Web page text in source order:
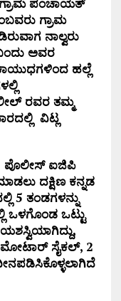
ಪಂಚಾಯತ್
ಗ್ರಾಮ
ನಾಲ್ವರು
ಅವರ
ಹಲ್ಲೆ
ರವರ ತಮ್ಮ
ವಿಟ್ಲ
ಪೊಲೀಸ್ ಐಜಿಪಿ
ಡಲುದಕ್ಷಿಣ ಕನ್ನಡ
5 ತಂಡಗಳನ್ನು
ಒಳಗೊಂಡ ಒಟ್ಟು
ಮೋಟಾರ್ ಸೈಕಲ್, 2
ದೆ